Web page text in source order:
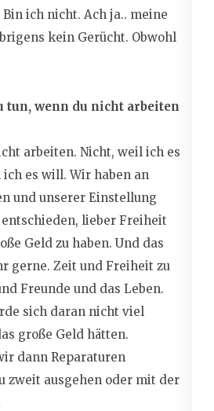
ich nicht. Ach ja.. meine
kein Gerücht. Obwohl
tun, wenn du nicht arbeiten
arbeiten. Nicht, weil ich es
es will. Wir haben an
und unserer Einstellung
lieber Freiheit
Geld zu haben. Und das
gerne. Zeit und Freiheit zu
Freunde und das Leben.
sich daran nicht viel
große Geld hätten.
dann Reparaturen
zweit ausgehen oder mit der